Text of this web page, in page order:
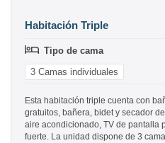
Habitación Triple
Tipo de cama
3 Camas individuales
Esta habitación triple cuenta con
gratuitos, bañera, bidet y secador
aire acondicionado, TV de pantalla
fuerte. La unidad dispone de 3